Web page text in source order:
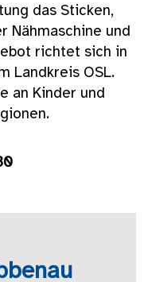
das Sticken,
Nähmaschine und
richtet sich in
Landkreis OSL.
an Kinder und